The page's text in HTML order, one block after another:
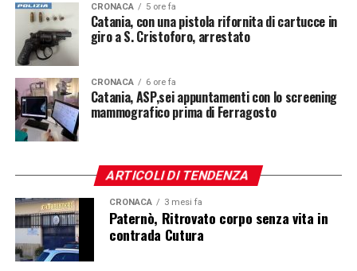
CRONACA 5 ore fa
Catania, con una pistola rifornita di cartucce in
giro a S. Cristoforo, arrestato
CRONACA 6 ore fa
Catania, ASP,sei appuntamenti con lo screening
mammografico prima di Ferragosto
ARTICOLI DI TENDENZA
CRONACA 3 mesi fa
Paternò, Ritrovato corpo senza vita in
contrada Cutura